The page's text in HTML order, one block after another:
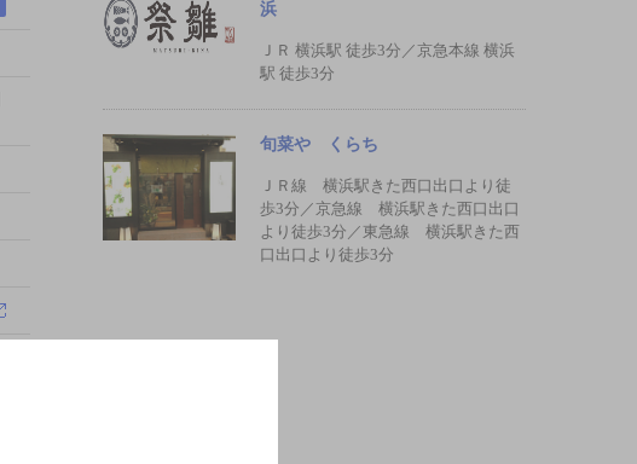
浜
ＪＲ 横浜駅 徒歩3分／京急本線 横浜
駅 徒歩3分
旬菜や くらち
ＪＲ線 横浜駅きた西口出口より徒
歩3分／京急線 横浜駅きた西口出口
より徒歩3分／東急線 横浜駅きた西
口出口より徒歩3分